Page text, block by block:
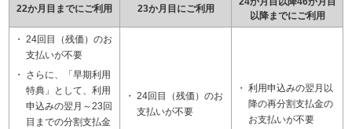
22か月目までにご利用 23か月目にご利用
以降までにご利用
24回目（残価）のお
支払いが不要
さらに、「早期利用
特典」として、利用
申込みの翌月～23回
目までの分割支払金
24回目（残価）のお
支払いが不要
利用申込みの翌月以
降の再分割支払金の
お支払いが不要